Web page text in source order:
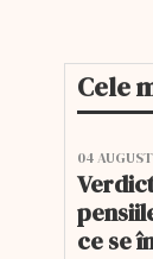
Cele
04
ce se